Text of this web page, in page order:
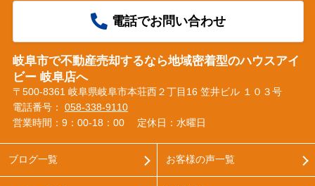
電話でお問い合わせ
岐阜市で不動産売却するなら地域密着型のハウスアイ
ビー 岐阜店へ
〒500-8361 岐阜県岐阜市本荘西２丁目16 笠井ビル １０３号
電話番号： 058-338-9110
営業時間：9：00‐18：00
定休日：水曜日
ブログ一覧 お客様の声一覧